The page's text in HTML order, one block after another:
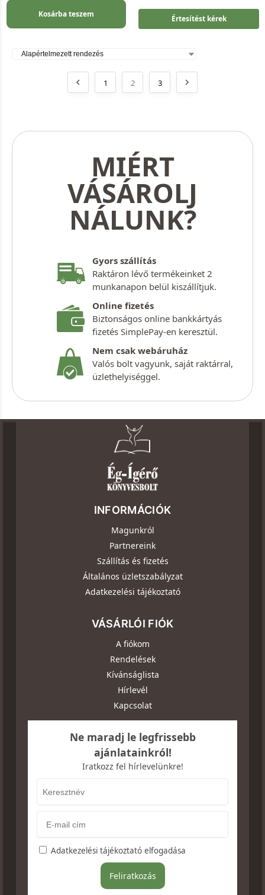
Kosárba teszem Értesítést kérek
1 2 3
MIÉRT
VÁSÁROLJ
NÁLUNK?
Gyors szállítás
Raktáron lévő termékeinket 2
munkanapon belül kiszállítjuk.
Online fizetés
Biztonságos online bankkártyás
fizetés SimplePay-en keresztül.
Nem csak webáruház
Valós bolt vagyunk, saját raktárral,
üzlethelyiséggel.
INFORMÁCIÓK
Magunkról
Partnereink
Szállítás és fizetés
Általános üzletszabályzat
Adatkezelési tájékoztató
VÁSÁRLÓI FIÓK
A fiókom
Rendelések
Kívánságlista
Hírlevél
Kapcsolat
Ne maradj le legfrissebb
ajánlatainkról!
Iratkozz fel hírlevelünkre!
Adatkezelési tájékoztató elfogadása